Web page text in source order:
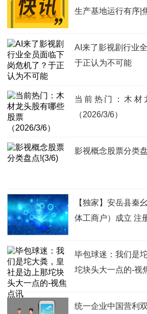
生产基地运行有序|
AI来了影视剧行业
于正认为不可能
当前热门：木材
（2026/3/6）
影视概念股票分类
【独家】安岳县秦
体工商户）成立 注
毕包球迷：我们是
坨块头大一点的-视
统一企业中国营利